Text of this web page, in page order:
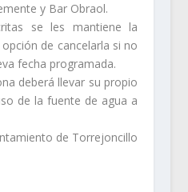
y Bar Obraol.
se les mantiene la
de cancelarla si no
fecha programada.
deberá llevar su propio
de la fuente de agua a
de Torrejoncillo